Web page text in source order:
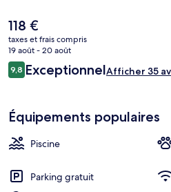
à « effet pluie ».
Le
prix
actuel
est
de
118 €
taxes et frais compris
19 août - 20 août
Avis
voyageurs
9,89,8 sur 10
ExceptionnelAfficher 35
Équipements populaires
Piscine
Parking gratuit